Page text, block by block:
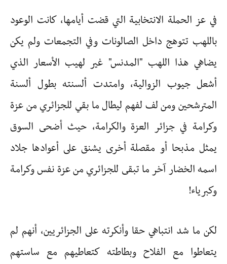
في عز الحملة الانتخابية التي قضت أيامها، كانت الوعود
باللهب تتوهج داخل الصالونات وفي التجمعات ولم يكن
يضاهي هذا اللهب "المدنس" غير لهيب الأسعار الذي
أشعل جيوب الزوالية، وامتدت ألسنته بطول ألسنة
المترشحين ومن لف لفهم ليطال ما بقي للجزائري من عزة
وكرامة في جزائر العزة والكرامة، حيث أضحى السوق
يمثل مذبحا أو مقصلة أخرى يشنق على أعوادها جلاد
اسمه الخضار آخر ما تبقى للجزائري من عزة نفس وكرامة
وكبرياء!
لكن ما شد انتباهي حقا وأنكرته على الجزائريين، أنهم لم
يتعاطوا مع الفلاح وبطاطته كتعاطيهم مع ساستهم